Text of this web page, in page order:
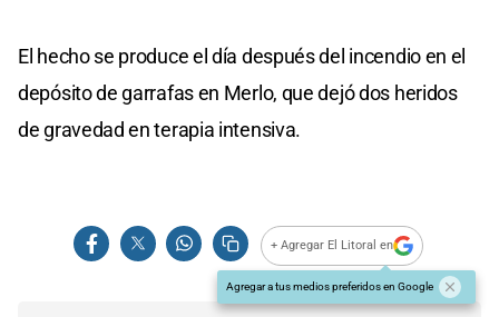
El hecho se produce el día después del incendio en el
depósito de garrafas en Merlo, que dejó dos heridos
de gravedad en terapia intensiva.
+ Agregar El Litoral en
Agregar a tus medios preferidos en Google